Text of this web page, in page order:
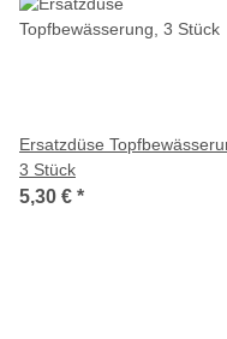
Ersatzdüse
3 Stück
5,30 € *